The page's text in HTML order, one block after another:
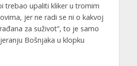
trebao upaliti kliker u tromim
jer ne radi se ni o kakvoj
za suživot”, to je samo
Bošnjaka u klopku